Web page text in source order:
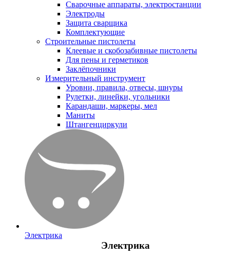
Сварочные аппараты, электростанции
Электроды
Защита сварщика
Комплектующие
Строительные пистолеты
Клеевые и скобозабивные пистолеты
Для пены и герметиков
Заклёпочники
Измерительный инструмент
Уровни, правила, отвесы, шнуры
Рулетки, линейки, угольники
Карандаши, маркеры, мел
Маниты
Штангенциркули
Электрика
Электрика